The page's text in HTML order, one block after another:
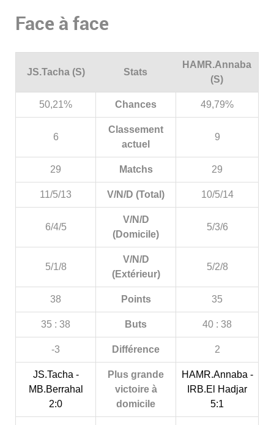
Face à face
JS.Tacha (S) Stats
HAMR.Annaba
(S)
50,21% Chances 49,79%
6
Classement
actuel
9
29 Matchs 29
11/5/13 V/N/D (Total) 10/5/14
6/4/5
V/N/D
(Domicile)
5/3/6
5/1/8
V/N/D
(Extérieur)
5/2/8
38 Points 35
35 : 38 Buts 40 : 38
-3 Différence 2
JS.Tacha -
MB.Berrahal
2:0
Plus grande
victoire à
domicile
HAMR.Annaba -
IRB.El Hadjar
5:1